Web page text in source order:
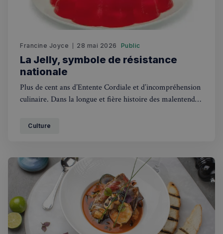
Francine Joyce 28 mai 2026 Public
La Jelly, symbole de résistance
nationale
Plus de cent ans d’Entente Cordiale et d’incompréhension
culinaire. Dans la longue et fière histoire des malentendus
que Waterloo et le tunnel sous la Manche réunis : cette
Culture